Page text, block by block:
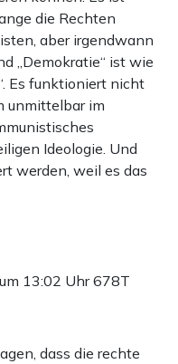
die Rechten
aber irgendwann
„Demokratie“ ist wie
Es funktioniert nicht
unmittelbar im
Ideologie. Und
werden, weil es das
13:02 Uhr678T
dass die rechte